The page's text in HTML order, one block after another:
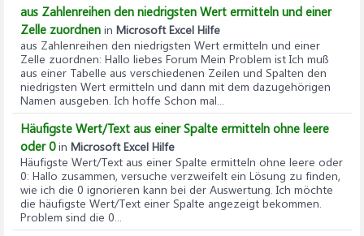
aus Zahlenreihen den niedrigsten Wert ermitteln und einer
Zelle zuordnen in Microsoft Excel Hilfe
aus Zahlenreihen den niedrigsten Wert ermitteln und einer
Zelle zuordnen: Hallo liebes Forum Mein Problem ist Ich muß
aus einer Tabelle aus verschiedenen Zeilen und Spalten den
niedrigsten Wert ermitteln und dann mit dem dazugehörigen
Namen ausgeben. Ich hoffe Schon mal...
Häufigste Wert/Text aus einer Spalte ermitteln ohne leere
oder 0in Microsoft Excel Hilfe
Häufigste Wert/Text aus einer Spalte ermitteln ohne leere oder
0: Hallo zusammen, versuche verzweifelt ein Lösung zu finden,
wie ich die 0 ignorieren kann bei der Auswertung. Ich möchte
die häufigste Wert/Text einer Spalte angezeigt bekommen.
Problem sind die 0...